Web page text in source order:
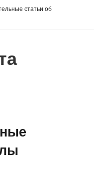
статьи об